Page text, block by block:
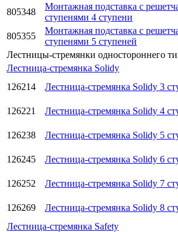
805348
Монтажная подставка с
ступенями 4 ступени
805355
Монтажная подставка с
ступенями 5 ступеней
Лестницы-стремянки одностороннего
Лестница-стремянка Solidy
126214
Лестница-стремянка Solidy 3
126221
Лестница-стремянка Solidy 4
126238
Лестница-стремянка Solidy 5
126245
Лестница-стремянка Solidy 6
126252
Лестница-стремянка Solidy 7
126269
Лестница-стремянка Solidy 8
Лестница-стремянка Safety